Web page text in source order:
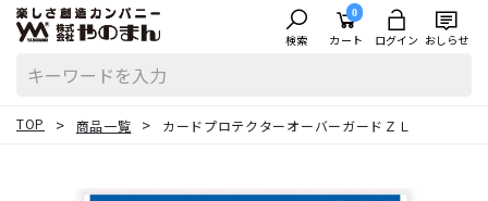
検索
0
カート ログイン おしらせ
TOP 商品一覧 カードプロテクターオーバーガードＺＬ